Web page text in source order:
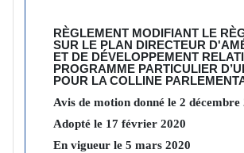
RÈGLEMENT MODIFIANT LE
SUR LE PLAN DIRECTEUR
ET DE DÉVELOPPEMENT
PROGRAMME PARTICULIER
POUR LA COLLINE
Avis de motion donné le2décembre
Adopté le 17février2020
En vigueur le5mars2020